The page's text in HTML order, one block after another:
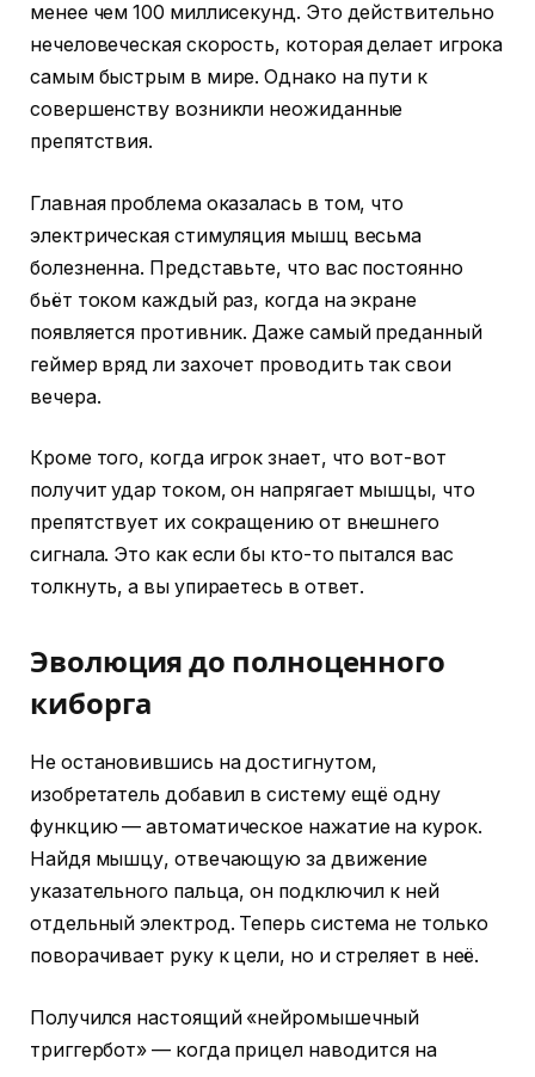
менее чем 100 миллисекунд. Это действительно
нечеловеческая скорость, которая делает игрока
самым быстрым в мире. Однако на пути к
совершенству возникли неожиданные
препятствия.
Главная проблема оказалась в том, что
электрическая стимуляция мышц весьма
болезненна. Представьте, что вас постоянно
бьёт током каждый раз, когда на экране
появляется противник. Даже самый преданный
геймер вряд ли захочет проводить так свои
вечера.
Кроме того, когда игрок знает, что вот-вот
получит удар током, он напрягает мышцы, что
препятствует их сокращению от внешнего
сигнала. Это как если бы кто-то пытался вас
толкнуть, а вы упираетесь в ответ.
Эволюция до полноценного
киборга
Не остановившись на достигнутом,
изобретатель добавил в систему ещё одну
функцию — автоматическое нажатие на курок.
Найдя мышцу, отвечающую за движение
указательного пальца, он подключил к ней
отдельный электрод. Теперь система не только
поворачивает руку к цели, но и стреляет в неё.
Получился настоящий «нейромышечный
триггербот» — когда прицел наводится на